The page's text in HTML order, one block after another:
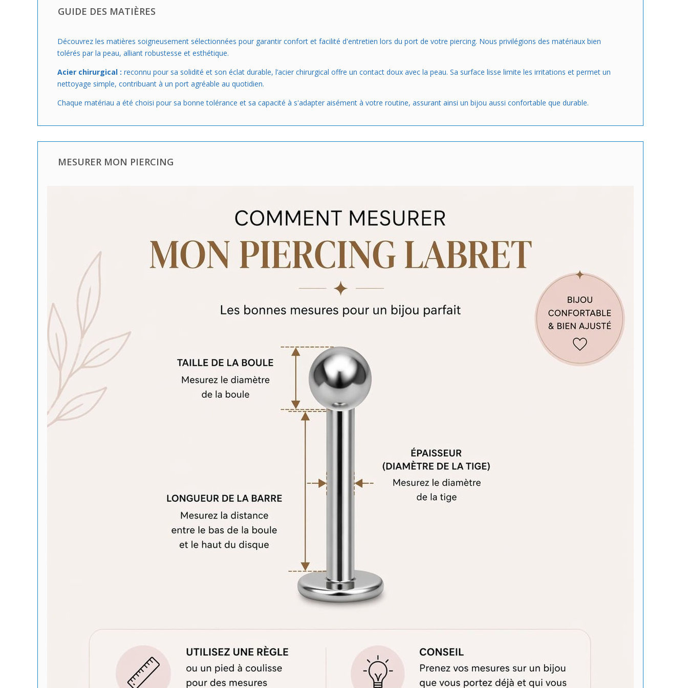
GUIDE DES MATIÈRES
Découvrez les matières soigneusement sélectionnées pour garantir confort et facilité d'entretien lors du port de votre piercing. Nous privilégions des matériaux bien
tolérés par la peau, alliant robustesse et esthétique.
Acier chirurgical : reconnu pour sa solidité et son éclat durable, l’acier chirurgical offre un contact doux avec la peau. Sa surface lisse limite les irritations et permet un
nettoyage simple, contribuant à un port agréable au quotidien.
Chaque matériau a été choisi pour sa bonne tolérance et sa capacité à s'adapter aisément à votre routine, assurant ainsi un bijou aussi confortable que durable.
MESURER MON PIERCING